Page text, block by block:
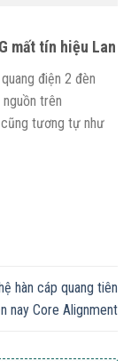
mất tín hiệu Lan
điện 2 đèn
trên
cũng tương tự như
hàn cáp quang tiên
nay Core Alignment